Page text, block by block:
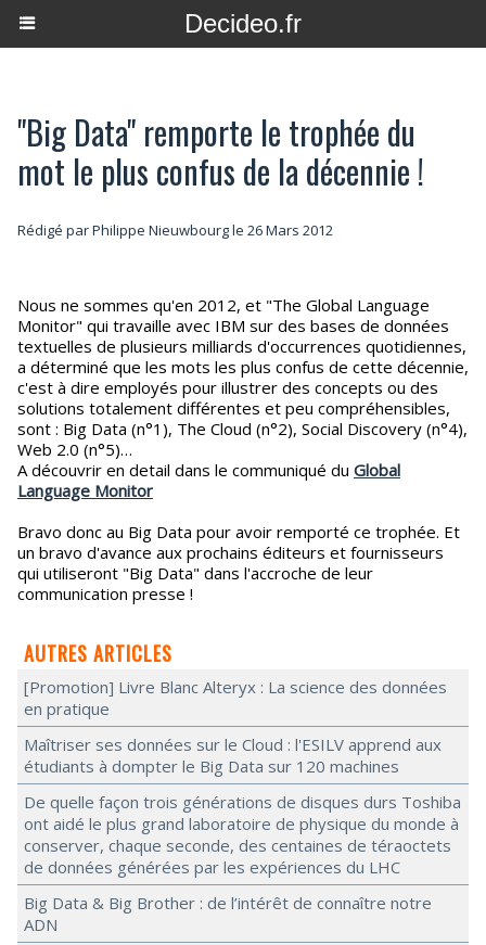
Decideo.fr
"Big Data" remporte le trophée du
mot le plus confus de la décennie !
Rédigé parPhilippe Nieuwbourgle 26 Mars 2012
Nous ne sommes qu'en 2012, et "The Global Language
Monitor" qui travaille avec IBM sur des bases de données
textuelles de plusieurs milliards d'occurrences quotidiennes,
a déterminé que les mots les plus confus de cette décennie,
c'est à dire employés pour illustrer des concepts ou des
solutions totalement différentes et peu compréhensibles,
sont : Big Data (n°1), The Cloud (n°2), Social Discovery (n°4),
Web 2.0 (n°5)…
A découvrir en detail dans le communiqué du Global
Language Monitor
Bravo donc au Big Data pour avoir remporté ce trophée. Et
un bravo d'avance aux prochains éditeurs et fournisseurs
qui utiliseront "Big Data" dans l'accroche de leur
communication presse !
AUTRES ARTICLES
[Promotion] Livre Blanc Alteryx : La science des données
en pratique
Maîtriser ses données sur le Cloud : l'ESILV apprend aux
étudiants à dompter le Big Data sur 120 machines
De quelle façon trois générations de disques durs Toshiba
ont aidé le plus grand laboratoire de physique du monde à
conserver, chaque seconde, des centaines de téraoctets
de données générées par les expériences du LHC
Big Data & Big Brother : de l’intérêt de connaître notre
ADN